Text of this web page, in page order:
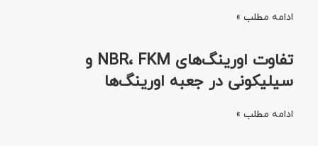
ادامه مطلب »
تفاوت اورینگ‌های NBR، FKM و
سیلیکونی در جعبه اورینگ‌ها
ادامه مطلب »